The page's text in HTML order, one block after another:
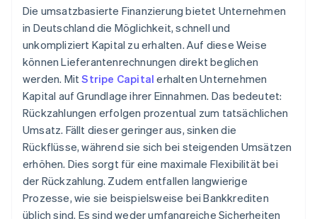
Die umsatzbasierte Finanzierung bietet Unternehmen
in Deutschland die Möglichkeit, schnell und
unkompliziert Kapital zu erhalten. Auf diese Weise
können Lieferantenrechnungen direkt beglichen
werden. MitStripe Capital erhalten Unternehmen
Kapital auf Grundlage ihrer Einnahmen. Das bedeutet:
Rückzahlungen erfolgen prozentual zum tatsächlichen
Umsatz. Fällt dieser geringer aus, sinken die
Rückflüsse, während sie sich bei steigenden Umsätzen
erhöhen. Dies sorgt für eine maximale Flexibilität bei
der Rückzahlung. Zudem entfallen langwierige
Prozesse, wie sie beispielsweise bei Bankkrediten
üblich sind. Es sind weder umfangreiche Sicherheiten